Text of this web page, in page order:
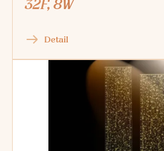
32F, 8W
Detail